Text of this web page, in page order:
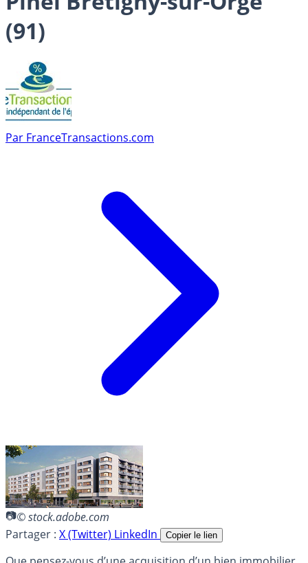
(91)
Par FranceTransactions.com
© stock.adobe.com
Partager : X (Twitter) LinkedIn Copier le lien